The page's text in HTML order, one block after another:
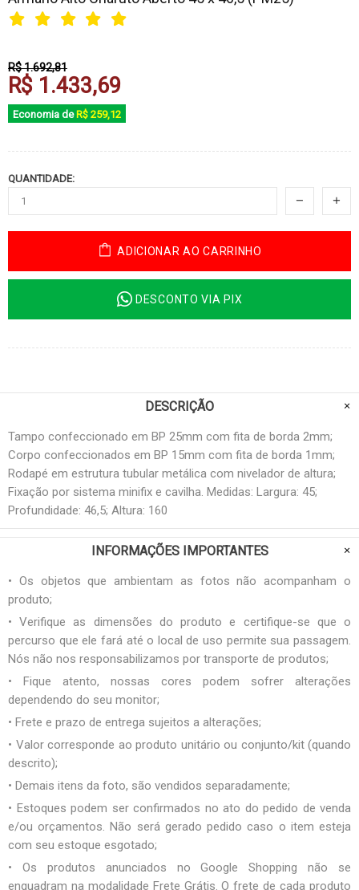
R$ 1.692,81
R$ 1.433,69
Economia de R$ 259,12
QUANTIDADE:
ADICIONAR AO CARRINHO
DESCONTO VIA PIX
DESCRIÇÃO
Tampo confeccionado em BP 25mm com fita de borda 2mm;
Corpo confeccionados em BP 15mm com fita de borda 1mm;
Rodapé em estrutura tubular metálica com nivelador de altura;
Fixação por sistema minifix e cavilha. Medidas: Largura: 45;
Profundidade: 46,5; Altura: 160
INFORMAÇÕES IMPORTANTES
• Os objetos que ambientam as fotos não acompanham o
produto;
• Verifique as dimensões do produto e certifique-se que o
percurso que ele fará até o local de uso permite sua passagem.
Nós não nos responsabilizamos por transporte de produtos;
• Fique atento, nossas cores podem sofrer alterações
dependendo do seu monitor;
• Frete e prazo de entrega sujeitos a alterações;
• Valor corresponde ao produto unitário ou conjunto/kit (quando
descrito);
• Demais itens da foto, são vendidos separadamente;
• Estoques podem ser confirmados no ato do pedido de venda
e/ou orçamentos. Não será gerado pedido caso o item esteja
com seu estoque esgotado;
• Os produtos anunciados no Google Shopping não se
enquadram na modalidade Frete Grátis. O frete de cada produto